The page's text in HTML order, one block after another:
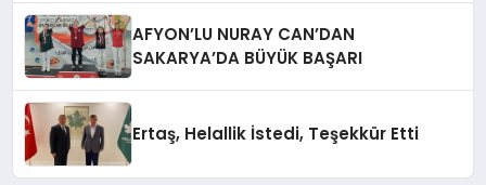
AFYON’LU NURAY CAN’DAN
SAKARYA’DA BÜYÜK BAŞARI
Ertaş, Helallik İstedi, Teşekkür Etti